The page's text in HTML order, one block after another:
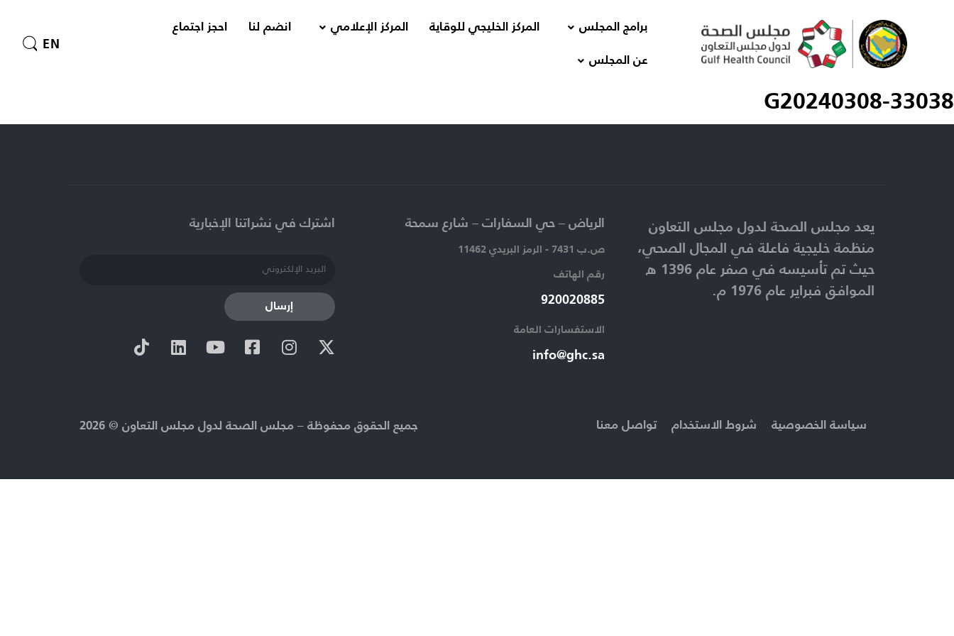
EN
احجز اجتماع انضم لنا المركز الإعلامي المركز الخليجي للوقاية برامج المجلس
عن المجلس
G20240308-33038
اشترك في نشراتنا الإخبارية​
إرسال
الرياض – حي السفارات – شارع سمحة​
ص.ب 7431 - الرمز البريدي 11462
رقم الهاتف​
920020885​
الاستفسارات العامة ​
info@ghc.sa​
يعد مجلس الصحة لدول مجلس التعاون
منظمة خليجية فاعلة في المجال الصحي،
حيث تم تأسيسه في صفر عام 1396 ه
الموافق فبراير عام 1976 م.
جميع الحقوق محفوظة – مجلس الصحة لدول مجلس التعاون © 2026 تواصل معنا شروط الاستخدام سياسة الخصوصية